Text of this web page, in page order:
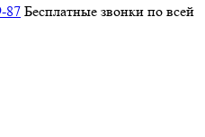
87 Бесплатные звонки по всей